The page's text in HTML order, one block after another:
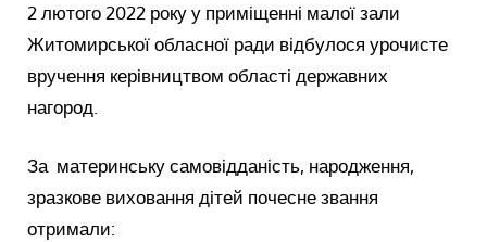
2 лютого 2022 року у приміщенні малої зали
Житомирської обласної ради відбулося урочисте
вручення керівництвом області державних
нагород.
За материнську самовідданість, народження,
зразкове виховання дітей почесне звання
отримали: